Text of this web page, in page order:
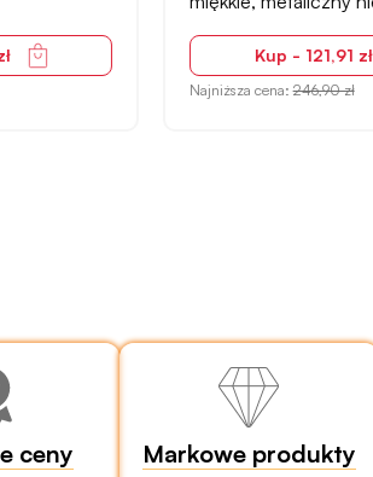
elastyczne
Kup - 121,91 zł
Najniższa cena:246,90 zł
ceny Markowe produkty